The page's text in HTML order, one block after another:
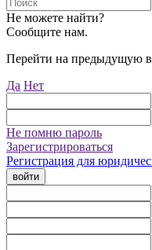
Не можете найти?
Сообщите нам.
Перейти на предыдущую
Да Нет
Не помню пароль
Зарегистрироваться
Регистрация для
войти